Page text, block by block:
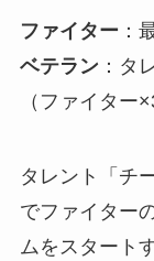
ファイター ：
ベテラン：タ
（ファイター
タレント「チ
でファイター
ムをスタート